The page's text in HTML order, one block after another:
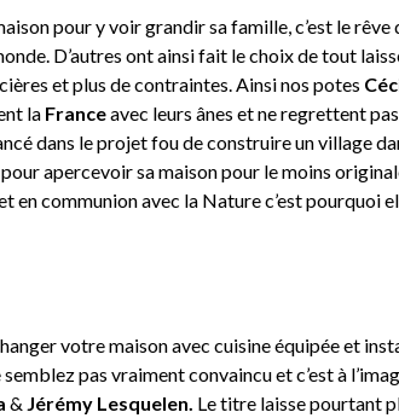
2019
pour y voir grandir sa famille, c’est le rêve
D’autres ont ainsi fait le choix de tout
et plus de contraintes. Ainsi nos potes
la Franceavec leurs ânes et ne regrettent
dans le projet fou de construire un village
apercevoir sa maison pour le moins
en communion avec la Nature c’est pourquoi
votre maison avec cuisine équipée et
pas vraiment convaincu et c’est à
& Jérémy Lesquelen. Le titre laisse pourtant